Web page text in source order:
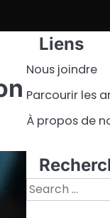
Liens
Nous joindre
Parcourir les
À propos de
Search
for: